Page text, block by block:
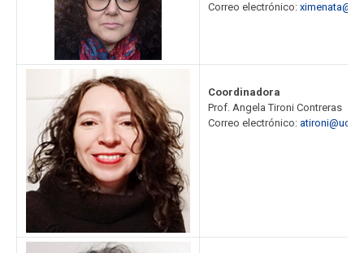
DEPARTAMENTOS
FACULTAD
Estudiantes
Académicos
Funcionarios
Egresados
Correo electrónico:
Coordinadora
Prof. Angela Tironi Contreras
Correo electrónico: